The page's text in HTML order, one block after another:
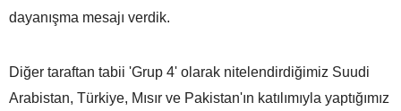
dayanışma mesajı verdik.
Diğer taraftan tabii 'Grup 4' olarak nitelendirdiğimiz Suudi
Arabistan, Türkiye, Mısır ve Pakistan'ın katılımıyla yaptığımız